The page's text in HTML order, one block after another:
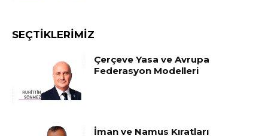
SEÇTIKLERIMIZ
Çerçeve Yasa ve Avrupa
Federasyon Modelleri
İman ve Namus Kıratları